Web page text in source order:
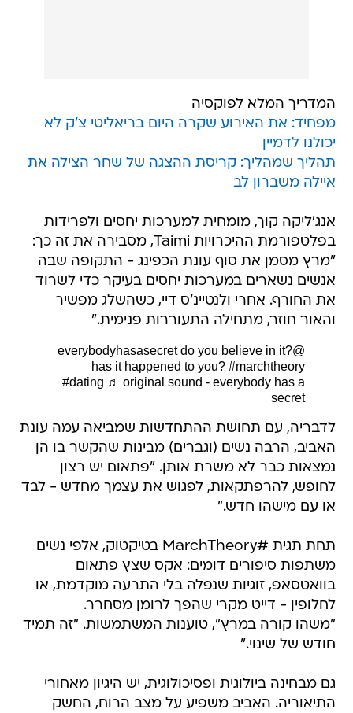
המדריך המלא לפוקסיה
מפחיד: את האירוע שקרה היום בריאליטי צ'ק לא
יכולנו לדמיין
תהליך שמהליך: קריסת ההצגה של שחר הצילה את
איילה משברון לב
אנג'ליקה קוך, מומחית למערכות יחסים ולפרידות
בפלטפורמת ההיכרויות Taimi, מסבירה את זה כך:
"מרץ מסמן את סוף עונת הכפינג - התקופה שבה
אנשים נשארים במערכות יחסים בעיקר כדי לשרוד
את החורף. אחרי ולנטיינ'ס דיי, כשהשלג מפשיר
והאור חוזר, מתחילה התעוררות פנימית."
@everybodyhasasecret
do you believe in it?
has it happened to you? #marchtheory
#dating ♬ original sound - everybody has a
secret
לדבריה, עם תחושת ההתחדשות שמביאה עמה עונת
האביב, הרבה נשים (וגברים) מבינות שהקשר בו הן
נמצאות כבר לא משרת אותן. "פתאום יש רצון
לחופש, להרפתקאות, לפגוש את עצמך מחדש - לבד
או עם מישהו חדש."
תחת תגית #MarchTheory בטיקטוק, אלפי נשים
משתפות סיפורים דומים: אקס שצץ פתאום
בוואטסאפ, זוגיות שנפלה בלי התרעה מוקדמת, או
לחלופין - דייט מקרי שהפך לרומן מסחרר.
"משהו קורה במרץ", טוענות המשתמשות. "זה תמיד
חודש של שינוי."
גם מבחינה ביולוגית ופסיכולוגית, יש היגיון מאחורי
התיאוריה. האביב משפיע על מצב הרוח, החשק